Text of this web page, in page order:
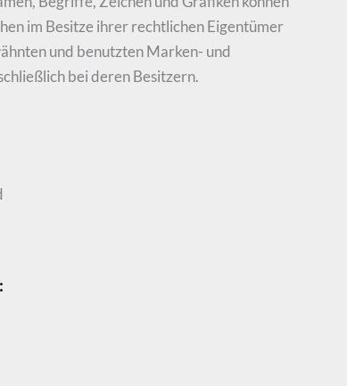
im Besitze ihrer rechtlichen Eigentümer
und benutzten Marken- und
bei deren Besitzern.